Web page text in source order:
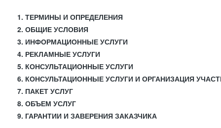
1. ТЕРМИНЫ И ОПРЕДЕЛЕНИЯ
2. ОБЩИЕ УСЛОВИЯ
3. ИНФОРМАЦИОННЫЕ УСЛУГИ
4. РЕКЛАМНЫЕ УСЛУГИ
5. КОНСУЛЬТАЦИОННЫЕ УСЛУГИ
6. КОНСУЛЬТАЦИОННЫЕ УСЛУГИ И ОРГАНИЗАЦИЯ
7. ПАКЕТ УСЛУГ
8. ОБЪЕМ УСЛУГ
9. ГАРАНТИИ И ЗАВЕРЕНИЯ ЗАКАЗЧИКА